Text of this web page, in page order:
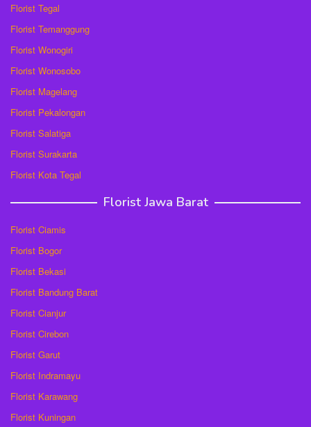
Florist Tegal
Florist Temanggung
Florist Wonogiri
Florist Wonosobo
Florist Magelang
Florist Pekalongan
Florist Salatiga
Florist Surakarta
Florist Kota Tegal
Florist Jawa Barat
Florist Ciamis
Florist Bogor
Florist Bekasi
Florist Bandung Barat
Florist Cianjur
Florist Cirebon
Florist Garut
Florist Indramayu
Florist Karawang
Florist Kuningan